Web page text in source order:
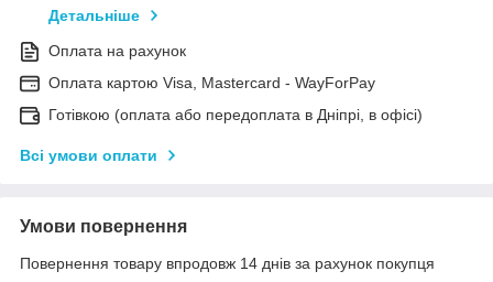
Детальніше
Оплата на рахунок
Оплата картою Visa, Mastercard - WayForPay
Готівкою (оплата або передоплата в Дніпрі, в офісі)
Всі умови оплати
Умови повернення
Повернення товару впродовж 14 днів за рахунок покупця